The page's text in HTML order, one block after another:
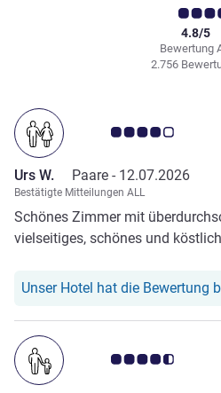
Bewertung
4.8/5
2.756
Note
Urs W. Paare - 12.07.2026
Bestätigte Mitteilungen ALL
Schönes Zimmer mit
vielseitiges, schönes und
Unser Hotel hat die Bewertung
Note